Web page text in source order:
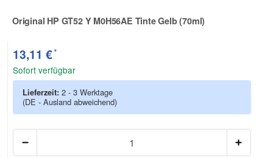
Original HP GT52 Y M0H56AE Tinte Gelb (70ml)
Zur Artikelbewertung
13,11 €*
Sofort verfügbar
Lieferzeit: 2 - 3 Werktage
(DE - Ausland abweichend)